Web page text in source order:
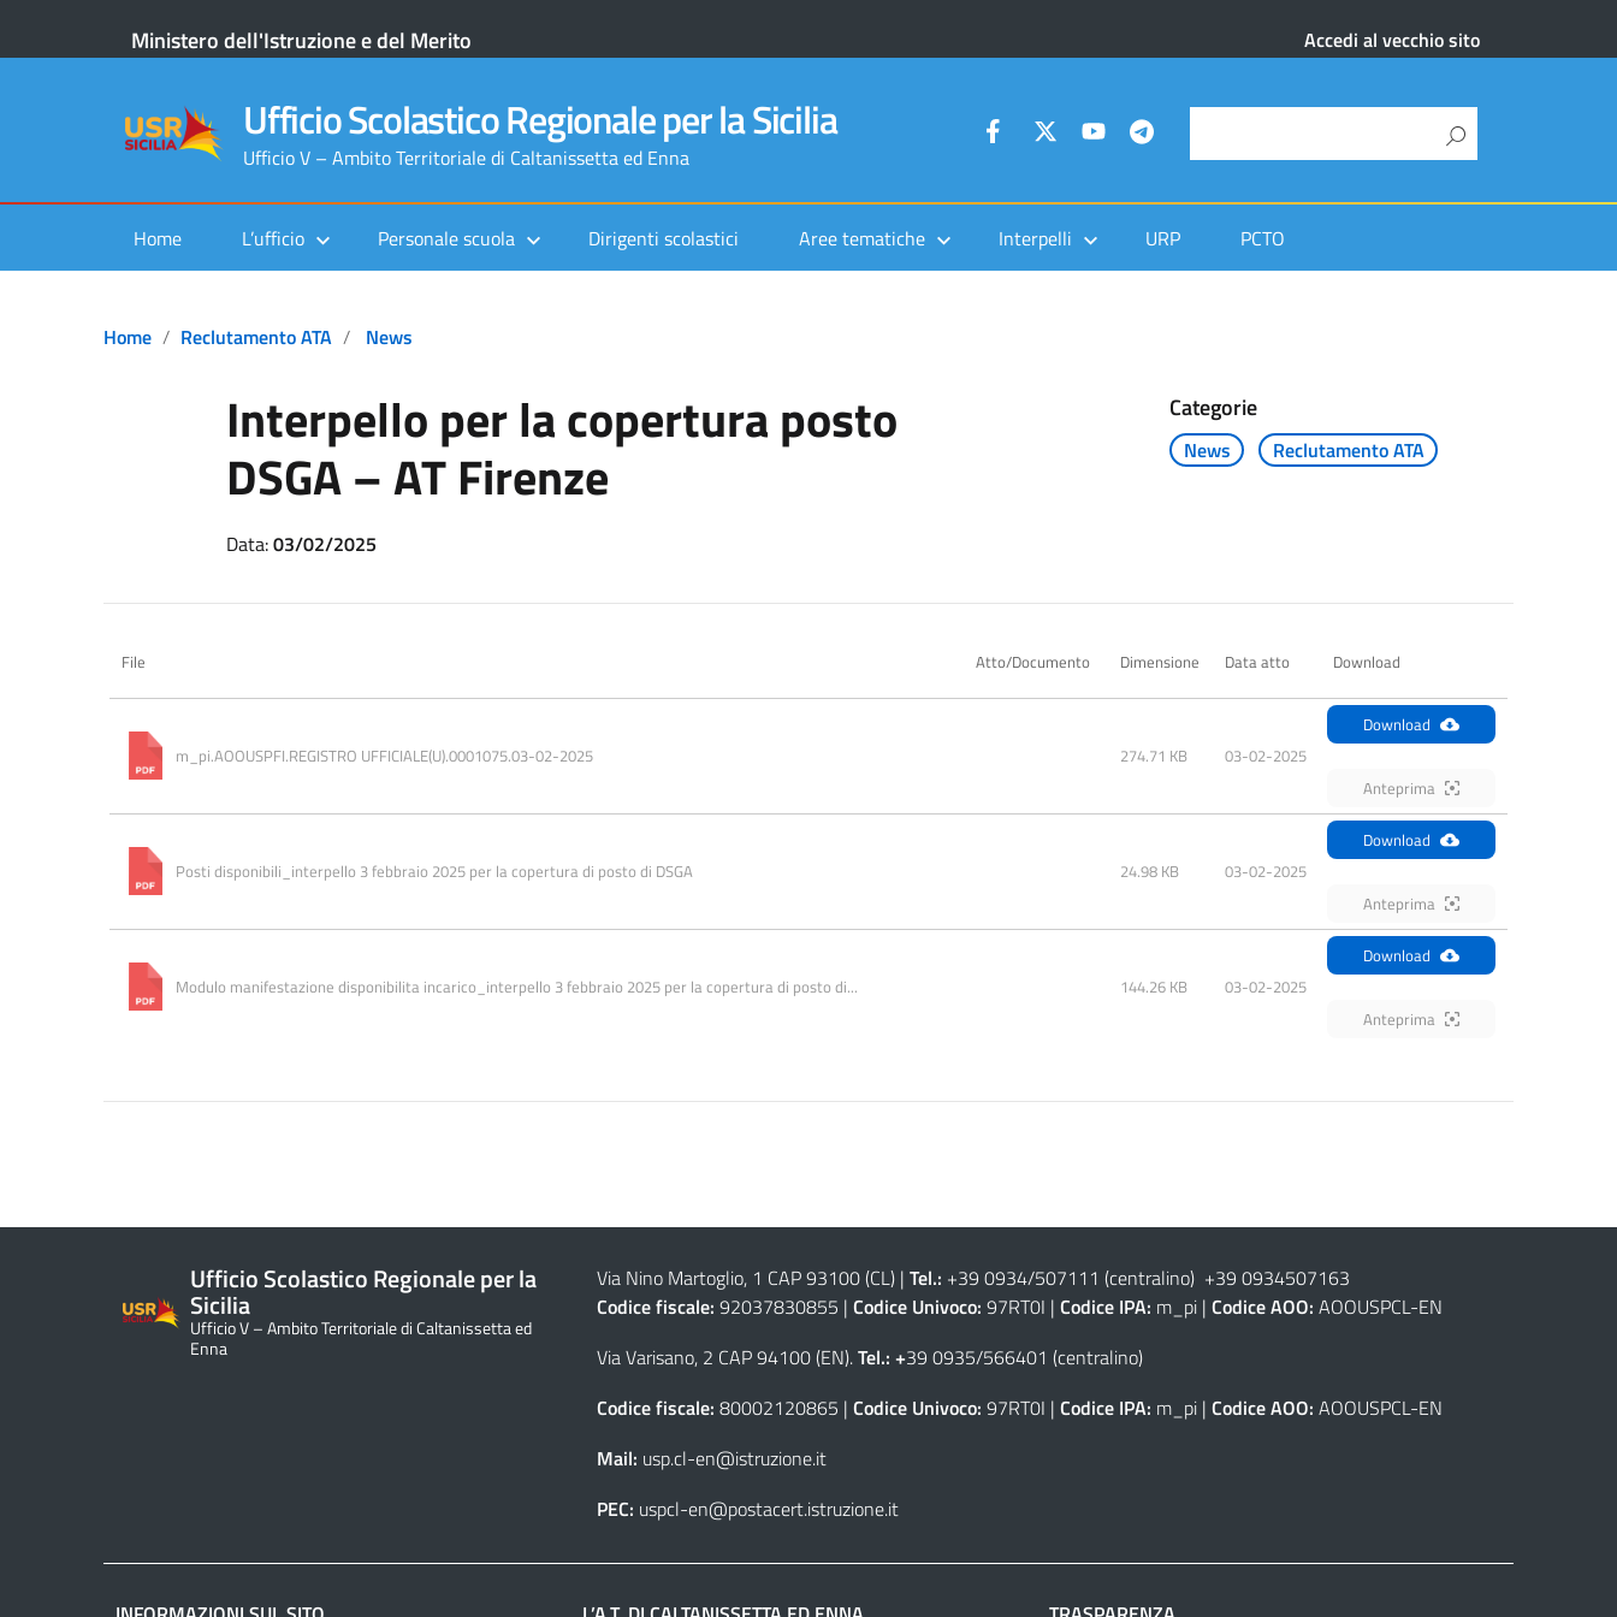
Ministero dell'Istruzione e del Merito Accedi al vecchio sito
Ufficio Scolastico Regionale per la Sicilia
Ufficio V – Ambito Territoriale di Caltanissetta ed Enna
Home L’ufficio Personale scuola Dirigenti scolastici Aree tematiche Interpelli URP PCTO
Home Reclutamento ATA News
Interpello per la copertura posto
DSGA – AT Firenze
Categorie
News Reclutamento ATA
Data:03/02/2025
File Atto/Documento Dimensione Data atto Download
m_pi.AOOUSPFI.REGISTRO UFFICIALE(U).0001075.03-02-2025 274.71 KB 03-02-2025
Download
Anteprima
Posti disponibili_interpello 3 febbraio 2025 per la copertura di posto di DSGA 24.98 KB 03-02-2025
Download
Anteprima
Modulo manifestazione disponibilita incarico_interpello 3 febbraio 2025 per la copertura di posto di... 144.26 KB 03-02-2025
Download
Anteprima
Ufficio Scolastico Regionale per la
Sicilia
Ufficio V – Ambito Territoriale di Caltanissetta ed
Enna
Via Nino Martoglio, 1 CAP 93100 (CL)| Tel.: +39 0934/507111 (centralino) +39 0934507163
Codice fiscale: 92037830855 | Codice Univoco: 97RT0I | Codice IPA: m_pi | Codice AOO: AOOUSPCL-EN
Via Varisano, 2 CAP 94100 (EN).Tel.: +39 0935/566401 (centralino)
Codice fiscale: 80002120865 | Codice Univoco: 97RT0I | Codice IPA: m_pi | Codice AOO: AOOUSPCL-EN
Mail: usp.cl-en@istruzione.it
PEC: uspcl-en@postacert.istruzione.it